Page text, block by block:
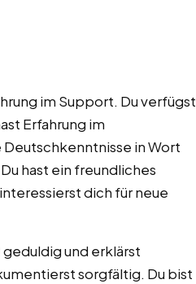
im Support. Du verfügst
Erfahrung im
in Wort
hast ein freundliches
dich für neue
und erklärst
sorgfältig. Du bist